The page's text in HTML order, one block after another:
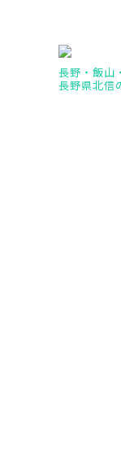
長野・飯山
長野県北信